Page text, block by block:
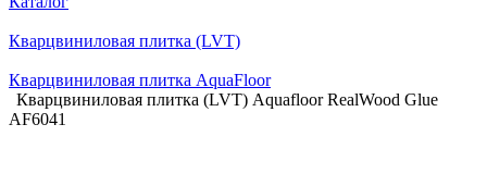
Кварцвиниловая плитка (LVT)
Кварцвиниловая плитка AquaFloor
Кварцвиниловая плитка (LVT) Aquafloor RealWood Glue
AF6041